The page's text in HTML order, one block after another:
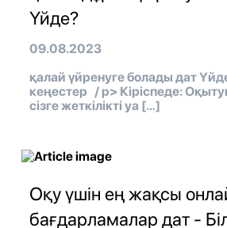
Үйде?
09.08.2023
қалай үйренуге болады дат
кеңестер / p> Кіріспеде:
сізге жеткілікті уа […]
Оқу үшін ең жақсы
бағдарламалар дат -